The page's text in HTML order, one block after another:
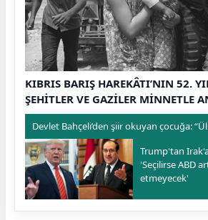
KIBRIS BARIŞ HAREKÂTI’NIN 52.
ŞEHİTLER VE GAZİLER MİNNETLE
Devlet Bahçeli’den şiir okuyan çocuğa:
Trump'tan
'Seçilirse ABD
etmeyecek'